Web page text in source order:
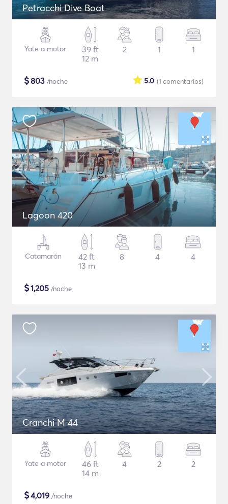
Petracchi Dive Boat
Yate a motor
39 ft
12 m
2 1 1
$803 /noche (1 comentarios)
5.0
Lagoon 420
Catamarán
42 ft
13 m
8 4 4
$1,205 /noche
Cranchi M 44
Yate a motor
46 ft
14 m
4 2 2
$4,019 /noche